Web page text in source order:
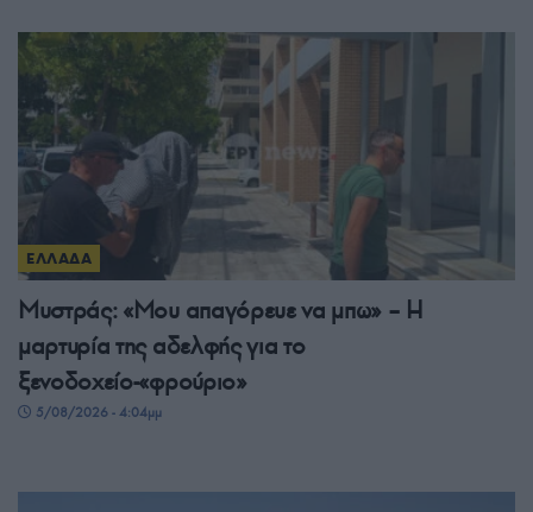
ΕΛΛΑΔΑ
Μυστράς: «Μου απαγόρευε να μπω» – Η
μαρτυρία της αδελφής για το
ξενοδοχείο-«φρούριο»
5/08/2026 - 4:04μμ